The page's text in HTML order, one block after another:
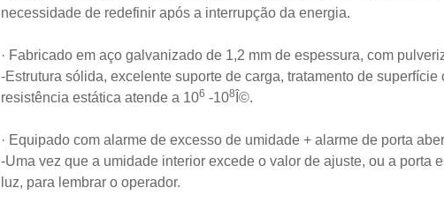
necessidade de redefinir após a interrupção da energia.
· Fabricado em aço galvanizado de 1,2 mm de espessura, com
-Estrutura sólida, excelente suporte de carga, tratamento de
resistência estática atende a 106 -108 Î©.
· Equipado com alarme de excesso de umidade + alarme de porta
-Uma vez que a umidade interior excede o valor de ajuste, ou a porta
luz, para lembrar o operador.